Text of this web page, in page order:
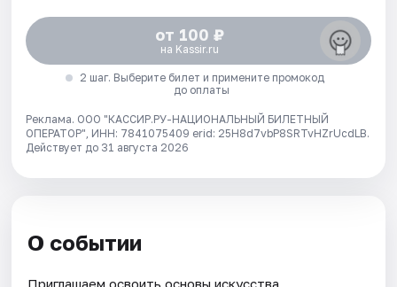
от 100 ₽
на Kassir.ru
2 шаг. Выберите билет и примените промокод
до оплаты
Реклама. ООО "КАССИР.РУ-НАЦИОНАЛЬНЫЙ БИЛЕТНЫЙ
ОПЕРАТОР", ИНН: 7841075409 erid: 25H8d7vbP8SRTvHZrUcdLB.
Действует до 31 августа 2026
О событии
Приглашаем освоить основы искусства